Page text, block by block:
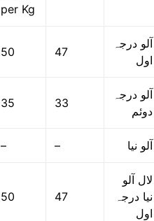
per Kg
50 47
آلو درجہ
اول
35 33
آلو درجہ
دوئم
– – آلو نیا
50 47
لال آلو
نیا درجہ
اول